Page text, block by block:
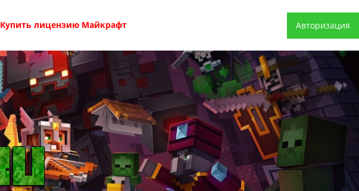
Купить лицензию Майкрафт Авторизация